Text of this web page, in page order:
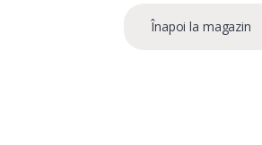
Înapoi la magazin